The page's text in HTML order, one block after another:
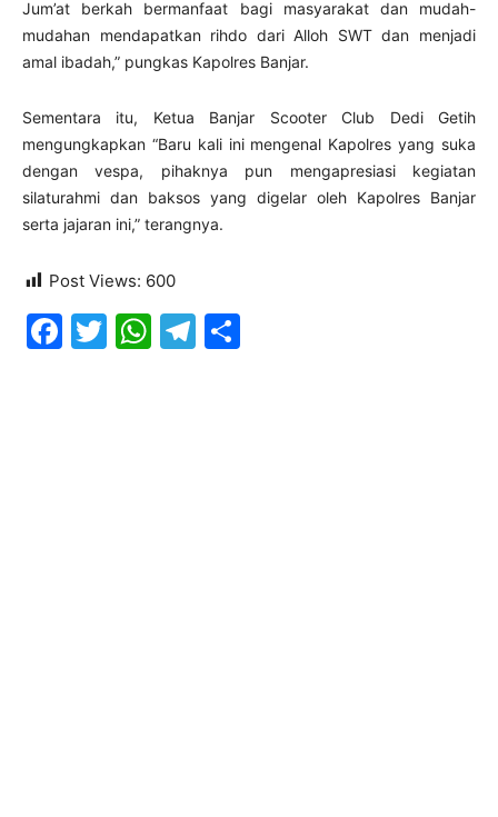
Jum’at berkah bermanfaat bagi masyarakat dan mudah-
mudahan mendapatkan rihdo dari Alloh SWT dan menjadi
amal ibadah,” pungkas Kapolres Banjar.
Sementara itu, Ketua Banjar Scooter Club Dedi Getih
mengungkapkan “Baru kali ini mengenal Kapolres yang suka
dengan vespa, pihaknya pun mengapresiasi kegiatan
silaturahmi dan baksos yang digelar oleh Kapolres Banjar
serta jajaran ini,” terangnya.
Post Views: 600
Facebook
Twitter
WhatsApp
Telegram